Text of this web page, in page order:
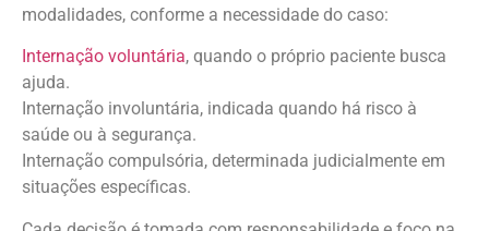
modalidades, conforme a necessidade do caso:
Internação voluntária, quando o próprio paciente busca
ajuda.
Internação involuntária, indicada quando há risco à
saúde ou à segurança.
Internação compulsória, determinada judicialmente em
situações específicas.